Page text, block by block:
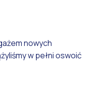
nowych
w pełni oswoić